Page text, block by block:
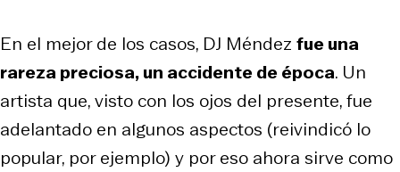
En el mejor de los casos, DJ Méndez fue una
rareza preciosa, un accidente de época. Un
artista que, visto con los ojos del presente, fue
adelantado en algunos aspectos (reivindicó lo
popular, por ejemplo) y por eso ahora sirve como